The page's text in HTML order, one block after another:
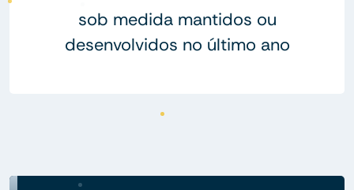
sob medida mantidos ou
desenvolvidos no último ano